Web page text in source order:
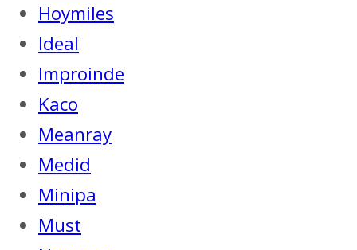
Hoymiles
Ideal
Improinde
Kaco
Meanray
Medid
Minipa
Must